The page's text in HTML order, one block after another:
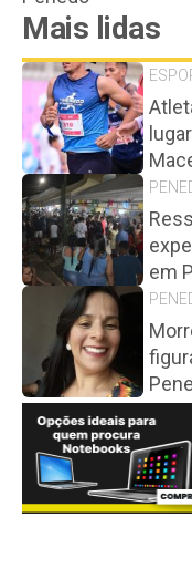
Mais lidas
em